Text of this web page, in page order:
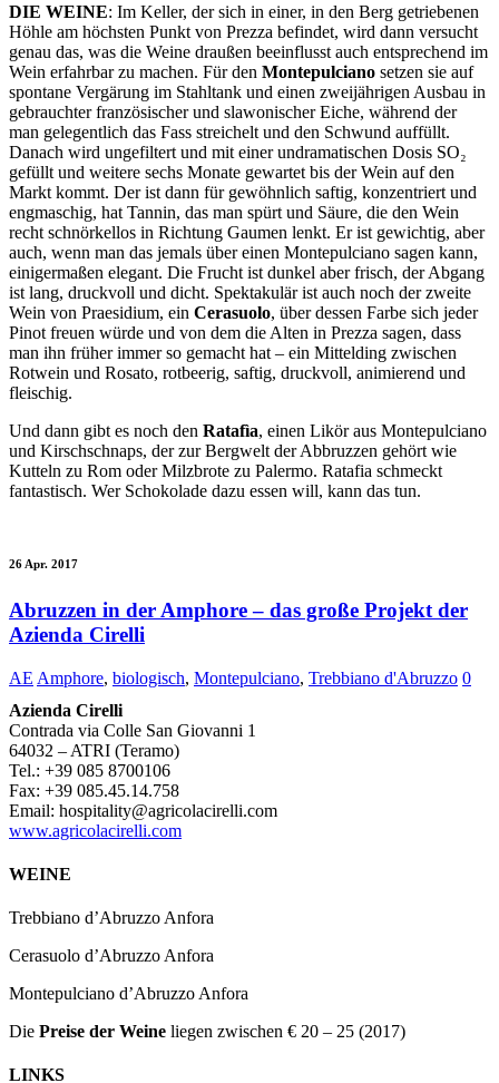
DIE WEINE: Im Keller, der sich in einer, in den Berg getriebenen
Höhle am höchsten Punkt von Prezza befindet, wird dann versucht
genau das, was die Weine draußen beeinflusst auch entsprechend im
Wein erfahrbar zu machen. Für den Montepulciano setzen sie auf
spontane Vergärung im Stahltank und einen zweijährigen Ausbau in
gebrauchter französischer und slawonischer Eiche, während der
man gelegentlich das Fass streichelt und den Schwund auffüllt.
Danach wird ungefiltert und mit einer undramatischen Dosis SO₂
gefüllt und weitere sechs Monate gewartet bis der Wein auf den
Markt kommt. Der ist dann für gewöhnlich saftig, konzentriert und
engmaschig, hat Tannin, das man spürt und Säure, die den Wein
recht schnörkellos in Richtung Gaumen lenkt. Er ist gewichtig, aber
auch, wenn man das jemals über einen Montepulciano sagen kann,
einigermaßen elegant. Die Frucht ist dunkel aber frisch, der Abgang
ist lang, druckvoll und dicht. Spektakulär ist auch noch der zweite
Wein von Praesidium, ein Cerasuolo, über dessen Farbe sich jeder
Pinot freuen würde und von dem die Alten in Prezza sagen, dass
man ihn früher immer so gemacht hat – ein Mittelding zwischen
Rotwein und Rosato, rotbeerig, saftig, druckvoll, animierend und
fleischig.
Und dann gibt es noch den Ratafìa, einen Likör aus Montepulciano
und Kirschschnaps, der zur Bergwelt der Abbruzzen gehört wie
Kutteln zu Rom oder Milzbrote zu Palermo. Ratafia schmeckt
fantastisch. Wer Schokolade dazu essen will, kann das tun.
26 Apr. 2017
Abruzzen in der Amphore – das große Projekt der
Azienda Cirelli
AE Amphore, biologisch, Montepulciano, Trebbiano d'Abruzzo 0
Azienda Cirelli
Contrada via Colle San Giovanni 1
64032 – ATRI (Teramo)
Tel.: +39 085 8700106
Fax: +39 085.45.14.758
Email: hospitality@agricolacirelli.com
www.agricolacirelli.com
WEINE
Trebbiano d’Abruzzo Anfora
Cerasuolo d’Abruzzo Anfora
Montepulciano d’Abruzzo Anfora
Die Preise der Weine liegen zwischen € 20 – 25 (2017)
LINKS